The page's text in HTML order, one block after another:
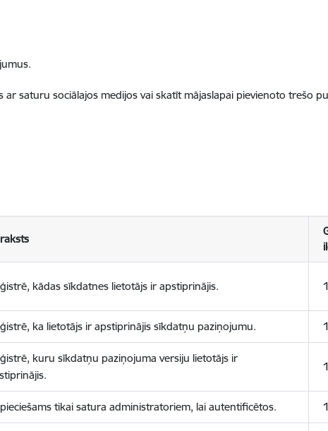
saturu sociālajos medijos vai skatīt mājaslapai pievienoto trešo
kādas sīkdatnes lietotājs ir apstiprinājis.
ka lietotājs ir apstiprinājis sīkdatņu paziņojumu.
kuru sīkdatņu paziņojuma versiju lietotājs ir
tikai satura administratoriem, lai autentificētos.